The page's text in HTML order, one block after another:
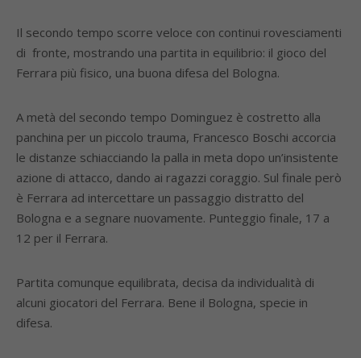
Il secondo tempo scorre veloce con continui rovesciamenti
di fronte, mostrando una partita in equilibrio: il gioco del
Ferrara più fisico, una buona difesa del Bologna.
A metà del secondo tempo Dominguez è costretto alla
panchina per un piccolo trauma, Francesco Boschi accorcia
le distanze schiacciando la palla in meta dopo un’insistente
azione di attacco, dando ai ragazzi coraggio. Sul finale però
è Ferrara ad intercettare un passaggio distratto del
Bologna e a segnare nuovamente. Punteggio finale, 17 a
12 per il Ferrara.
Partita comunque equilibrata, decisa da individualità di
alcuni giocatori del Ferrara. Bene il Bologna, specie in
difesa.